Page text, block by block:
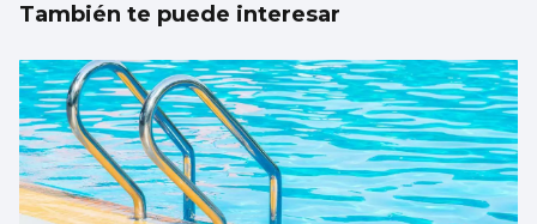
También te puede interesar